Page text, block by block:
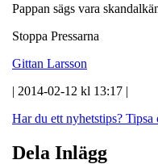
Pappan sägs vara
Stoppa Pressarna
Gittan Larsson
| 2014-02-12 kl 13:17 |
Har du ett nyhetstips? Tipsa
Dela Inlägg